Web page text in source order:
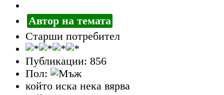
Автор на темата
Старши потребител
Публикации: 856
Пол:
който иска нека вярва